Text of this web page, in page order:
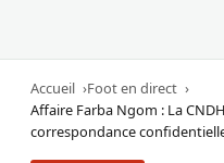
Accueil
Foot en direct
Affaire Farba Ngom : La
correspondance